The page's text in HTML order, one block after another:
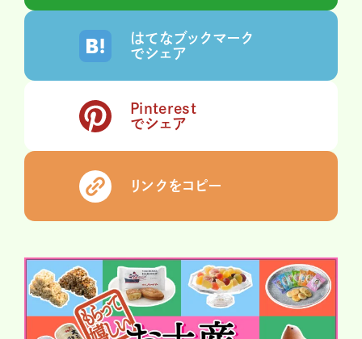
はてなブックマーク
でシェア
Pinterest
でシェア
リンクをコピー